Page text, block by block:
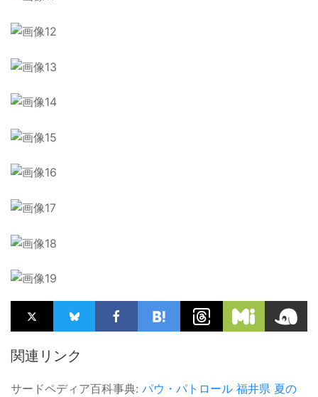
関連リンク
サードペディア百科事典: パウ・パトロール 福井県 夏の